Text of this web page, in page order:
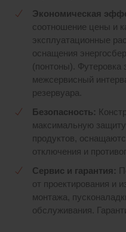
Экономическая
соотношение цены и
эксплуатационные
оснащения
(понтоны). Футеровка
межсервисный
резервуара.
Безопасность:
максимальную
продуктов,
отключения и
Сервис и гарантия:
от проектирования и
монтажа,
обслуживания.